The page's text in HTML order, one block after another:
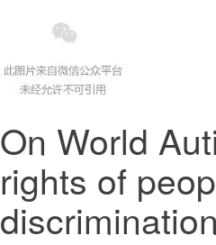
On World
rights of